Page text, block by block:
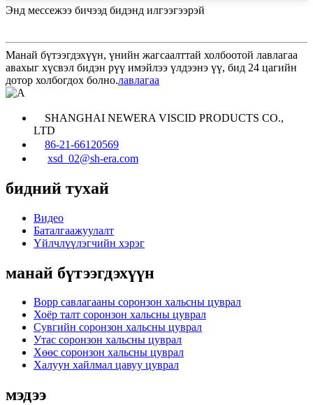
Энд мессежээ бичээд бидэнд илгээгээрэй
Манай бүтээгдэхүүн, үнийн жагсаалттай холбоотой лавлагаа
авахыг хүсвэл бидэн рүү имэйлээ үлдээнэ үү, бид 24 цагийн
дотор холбогдох болно.лавлагаа
SHANGHAI NEWERA VISCID PRODUCTS CO.,
LTD
86-21-66120569
xsd_02@sh-era.com
бидний тухай
Видео
Баталгаажуулалт
Үйлчлүүлэгчийн хэрэг
манай бүтээгдэхүүн
Bopp савлагааны соронзон хальсны цуврал
Хоёр талт соронзон хальсны цуврал
Сувгийн соронзон хальсны цуврал
Утас соронзон хальсны цуврал
Хөөс соронзон хальсны цуврал
Халуун хайлмал цавуу цуврал
мэдээ